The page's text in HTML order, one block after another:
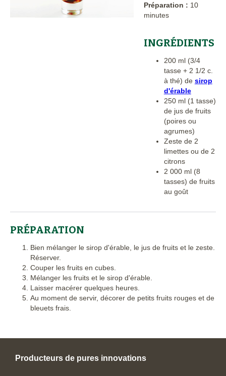
Préparation : 10
minutes
INGRÉDIENTS
200 ml (3/4
tasse + 2 1/2 c.
à thé) de sirop
d'érable
250 ml (1 tasse)
de jus de fruits
(poires ou
agrumes)
Zeste de 2
limettes ou de 2
citrons
2 000 ml (8
tasses) de fruits
au goût
PRÉPARATION
Bien mélanger le sirop d'érable, le jus de fruits et le zeste.
Réserver.
Couper les fruits en cubes.
Mélanger les fruits et le sirop d'érable.
Laisser macérer quelques heures.
Au moment de servir, décorer de petits fruits rouges et de
bleuets frais.
Producteurs de pures innovations